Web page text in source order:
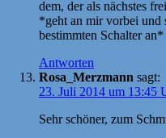
dem, der als nächstes
*geht an mir vorbei und
bestimmten Schalter an*
Antworten
Rosa_Merzmann sagt:
23. Juli 2014 um 13:45
Sehr schöner, zum